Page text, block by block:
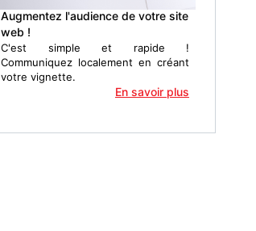
Augmentez l'audience de votre site
web !
C'est simple et rapide !
Communiquez localement en créant
votre vignette.
En savoir plus